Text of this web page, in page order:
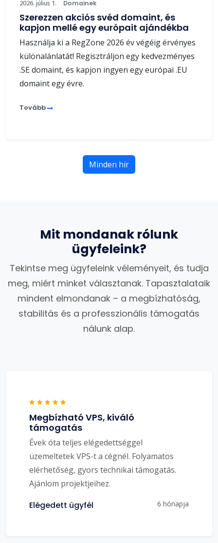
2026. július 1. Domainek
Szerezzen akciós svéd domaint, és
kapjon mellé egy európait ajándékba
Használja ki a RegZone 2026 év végéig érvényes
különalánlatát! Regisztráljon egy kedvezményes
.SE domaint, és kapjon ingyen egy európai .EU
domaint egy évre.
Tovább
Minden hír
Mit mondanak rólunk
ügyfeleink?
Tekintse meg ügyfeleink véleményeit, és tudja
meg, miért minket választanak. Tapasztalataik
mindent elmondanak – a megbízhatóság,
stabilitás és a professzionális támogatás
nálunk alap.
Megbízható VPS, kiváló
támogatás
Évek óta teljes elégedettséggel
üzemeltetek VPS-t a cégnél. Folyamatos
elérhetőség, gyors technikai támogatás.
Ajánlom projektjeihez.
Elégedett ügyfél 6 hónapja